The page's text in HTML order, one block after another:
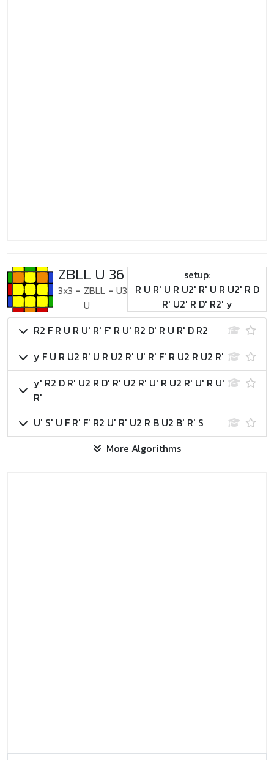
ZBLL U 36
3x3 - ZBLL
U
- U3
setup:
R U R' U R U2' R' U R U2' R D
R' U2' R D' R2' y
R2 F R U R U' R' F' R U' R2 D' R U R' D R2
y F U R U2 R' U R U2 R' U' R' F' R U2 R U2 R'
y' R2 D R' U2 R D' R' U2 R' U' R U2 R' U' R U'
R'
U' S' U F R' F' R2 U' R' U2 R B U2 B' R' S
More Algorithms